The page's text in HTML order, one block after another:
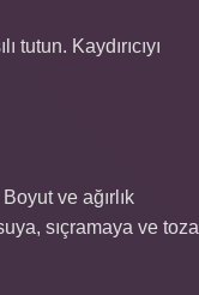
Kaydırıcıyı
ve ağırlık
sıçramaya ve toza